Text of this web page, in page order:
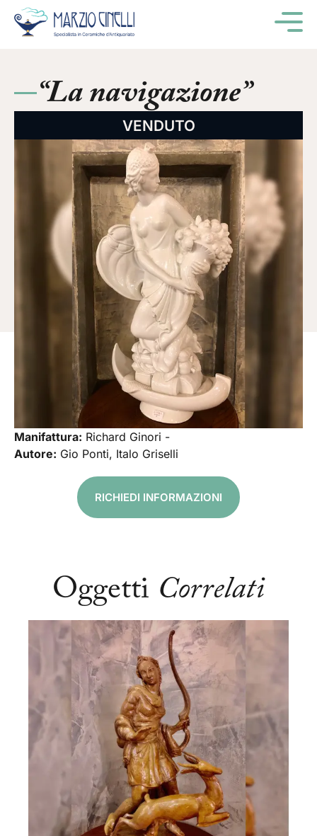
“La navigazione”
VENDUTO
Manifattura: Richard Ginori -
Autore: Gio Ponti, Italo Griselli
RICHIEDI INFORMAZIONI
Oggetti Correlati